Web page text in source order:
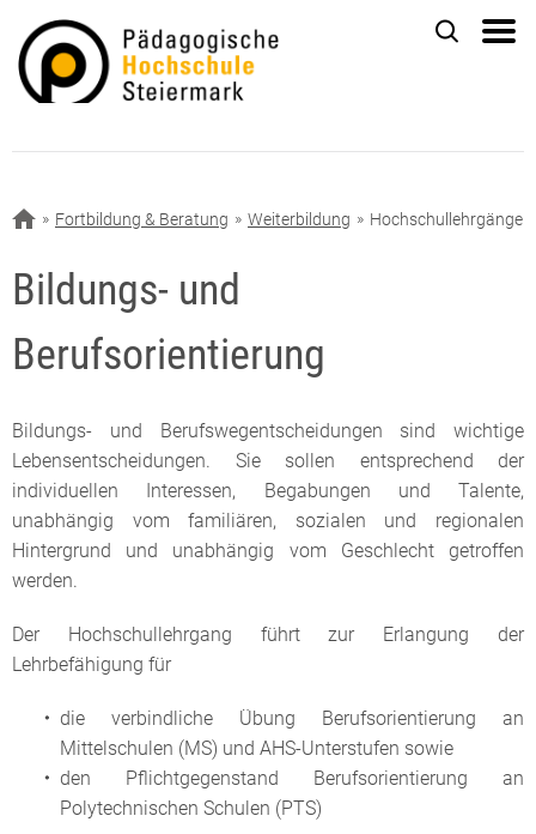
Fortbildung & Beratung Weiterbildung Hochschullehrgänge
Bildungs- und
Berufsorientierung
Bildungs- und Berufswegentscheidungen sind wichtige
Lebensentscheidungen. Sie sollen entsprechend der
individuellen Interessen, Begabungen und Talente,
unabhängig vom familiären, sozialen und regionalen
Hintergrund und unabhängig vom Geschlecht getroffen
werden.
Der Hochschullehrgang führt zur Erlangung der
Lehrbefähigung für
die verbindliche Übung Berufsorientierung an
Mittelschulen (MS) und AHS-Unterstufen sowie
den Pflichtgegenstand Berufsorientierung an
Polytechnischen Schulen (PTS)